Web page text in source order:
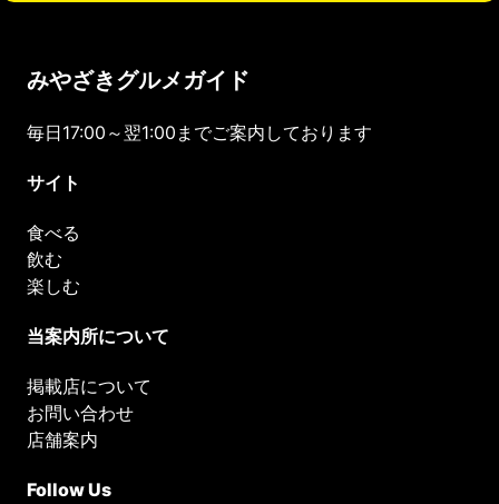
みやざきグルメガイド
毎日17:00～翌1:00までご案内しております
サイト
食べる
飲む
楽しむ
当案内所について
掲載店について
お問い合わせ
店舗案内
Follow Us